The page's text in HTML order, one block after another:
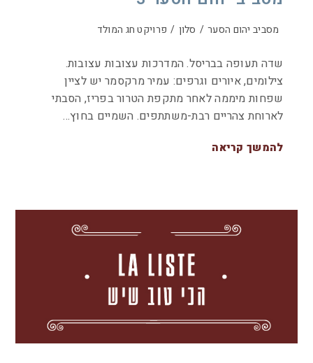
מסביב יהום הסער / סלון / פרויקט חג המולד
שדה תעופה בבריסל. המדרכות עצובות עצובות.
צילומים, איורים וגרפים: עמיר מרקסמר יש לציין
שפחות מיממה לאחר מתקפת הטרור בפריז, הסבתי
לארוחת צהריים רבת-משתתפים. השמיים בחוץ…
להמשך קריאה